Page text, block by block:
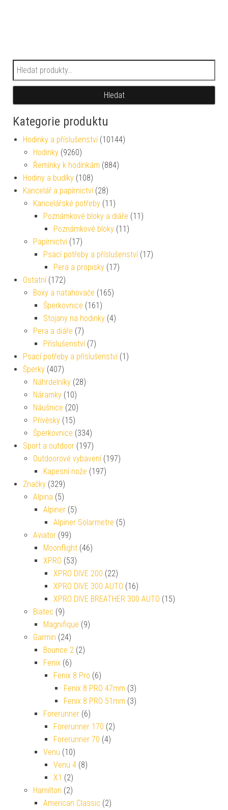
Hledat:
Hledat
Kategorie produktu
Hodinky a příslušenství (10144)
Hodinky (9260)
Řemínky k hodinkám (884)
Hodiny a budíky (108)
Kancelář a papírnictví (28)
Kancelářské potřeby (11)
Poznámkové bloky a diáře (11)
Poznámkové bloky (11)
Papírnictví (17)
Psací potřeby a příslušenství (17)
Pera a propisky (17)
Ostatní (172)
Boxy a natahovače (165)
Šperkovnice (161)
Stojany na hodinky (4)
Pera a diáře (7)
Příslušenství (7)
Psací potřeby a příslušenství (1)
Šperky (407)
Náhrdelníky (28)
Náramky (10)
Náušnice (20)
Přívěsky (15)
Šperkovnice (334)
Sport a outdoor (197)
Outdoorové vybavení (197)
Kapesní nože (197)
Značky (329)
Alpina (5)
Alpiner (5)
Alpiner Solarmetre (5)
Aviator (99)
Moonflight (46)
XPRO (53)
XPRO DIVE 200 (22)
XPRO DIVE 300 AUTO (16)
XPRO DIVE BREATHER 300 AUTO (15)
Biatec (9)
Magnifique (9)
Garmin (24)
Bounce 2 (2)
Fenix (6)
Fenix 8 Pro (6)
Fenix 8 PRO 47mm (3)
Fenix 8 PRO 51mm (3)
Forerunner (6)
Forerunner 170 (2)
Forerunner 70 (4)
Venu (10)
Venu 4 (8)
X1 (2)
Hamilton (2)
American Classic (2)